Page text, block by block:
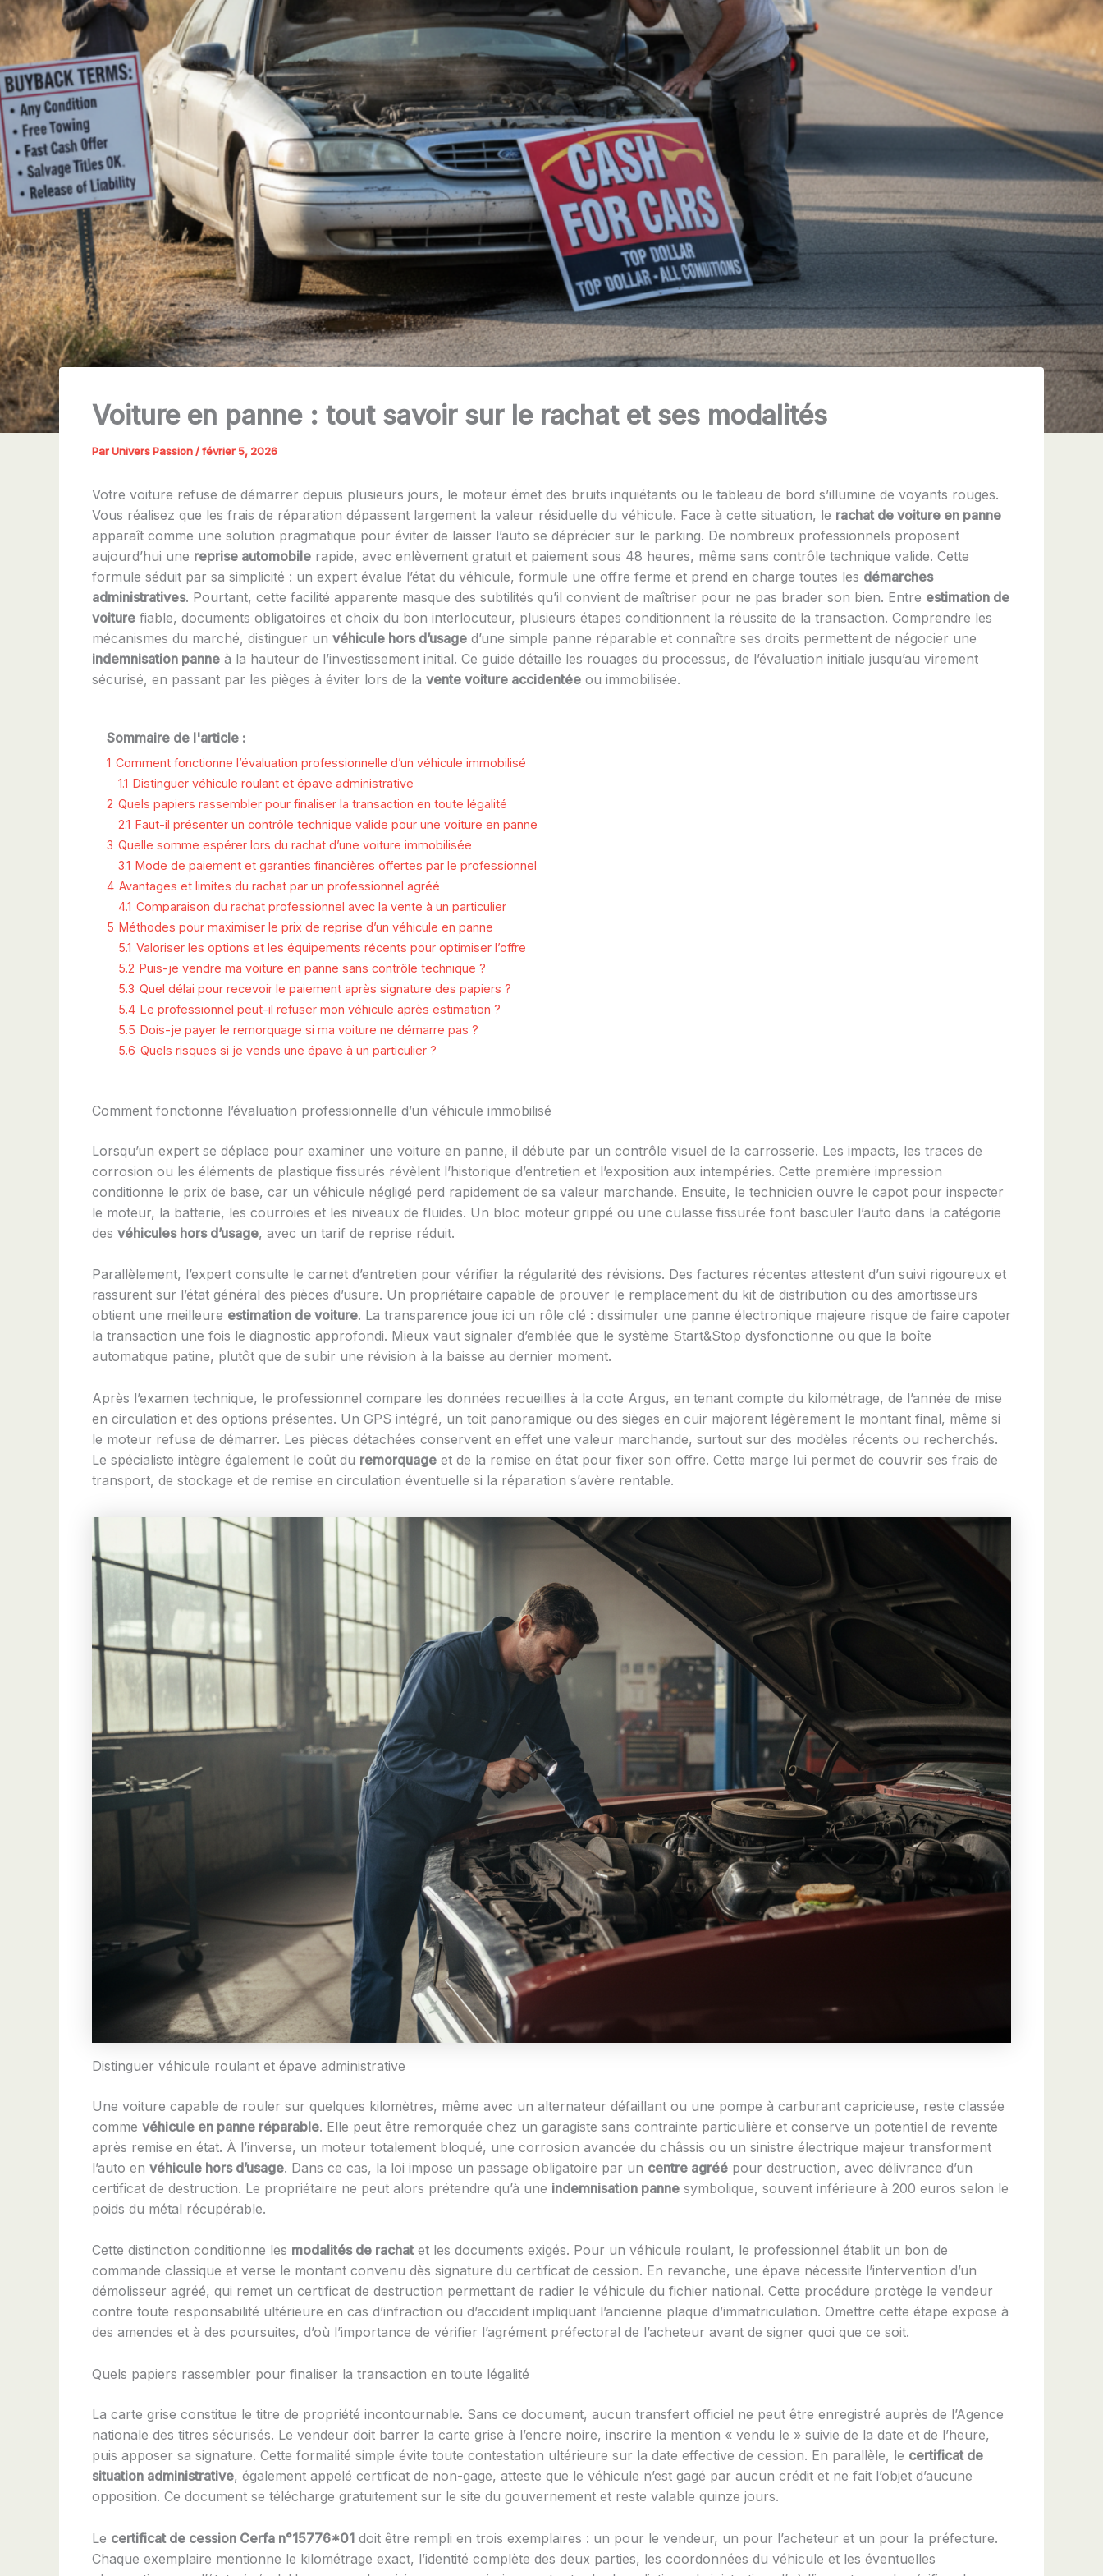
Voiture en panne : tout savoir sur le rachat et ses modalités
ParUnivers Passion/février 5, 2026
Votre voiture refuse de démarrer depuis plusieurs jours, le moteur émet des bruits inquiétants ou le tableau de bord s’illumine de voyants rouges.
Vous réalisez que les frais de réparation dépassent largement la valeur résiduelle du véhicule. Face à cette situation, le rachat de voiture en panne
apparaît comme une solution pragmatique pour éviter de laisser l’auto se déprécier sur le parking. De nombreux professionnels proposent
aujourd’hui une reprise automobile rapide, avec enlèvement gratuit et paiement sous 48 heures, même sans contrôle technique valide. Cette
formule séduit par sa simplicité : un expert évalue l’état du véhicule, formule une offre ferme et prend en charge toutes les démarches
administratives. Pourtant, cette facilité apparente masque des subtilités qu’il convient de maîtriser pour ne pas brader son bien. Entre estimation de
voiture fiable, documents obligatoires et choix du bon interlocuteur, plusieurs étapes conditionnent la réussite de la transaction. Comprendre les
mécanismes du marché, distinguer un véhicule hors d’usage d’une simple panne réparable et connaître ses droits permettent de négocier une
indemnisation panne à la hauteur de l’investissement initial. Ce guide détaille les rouages du processus, de l’évaluation initiale jusqu’au virement
sécurisé, en passant par les pièges à éviter lors de la vente voiture accidentée ou immobilisée.
Sommaire de l'article :
1 Comment fonctionne l’évaluation professionnelle d’un véhicule immobilisé
1.1 Distinguer véhicule roulant et épave administrative
2 Quels papiers rassembler pour finaliser la transaction en toute légalité
2.1 Faut-il présenter un contrôle technique valide pour une voiture en panne
3 Quelle somme espérer lors du rachat d’une voiture immobilisée
3.1 Mode de paiement et garanties financières offertes par le professionnel
4 Avantages et limites du rachat par un professionnel agréé
4.1 Comparaison du rachat professionnel avec la vente à un particulier
5 Méthodes pour maximiser le prix de reprise d’un véhicule en panne
5.1 Valoriser les options et les équipements récents pour optimiser l’offre
5.2 Puis-je vendre ma voiture en panne sans contrôle technique ?
5.3 Quel délai pour recevoir le paiement après signature des papiers ?
5.4 Le professionnel peut-il refuser mon véhicule après estimation ?
5.5 Dois-je payer le remorquage si ma voiture ne démarre pas ?
5.6 Quels risques si je vends une épave à un particulier ?
Comment fonctionne l’évaluation professionnelle d’un véhicule immobilisé
Lorsqu’un expert se déplace pour examiner une voiture en panne, il débute par un contrôle visuel de la carrosserie. Les impacts, les traces de
corrosion ou les éléments de plastique fissurés révèlent l’historique d’entretien et l’exposition aux intempéries. Cette première impression
conditionne le prix de base, car un véhicule négligé perd rapidement de sa valeur marchande. Ensuite, le technicien ouvre le capot pour inspecter
le moteur, la batterie, les courroies et les niveaux de fluides. Un bloc moteur grippé ou une culasse fissurée font basculer l’auto dans la catégorie
des véhicules hors d’usage, avec un tarif de reprise réduit.
Parallèlement, l’expert consulte le carnet d’entretien pour vérifier la régularité des révisions. Des factures récentes attestent d’un suivi rigoureux et
rassurent sur l’état général des pièces d’usure. Un propriétaire capable de prouver le remplacement du kit de distribution ou des amortisseurs
obtient une meilleure estimation de voiture. La transparence joue ici un rôle clé : dissimuler une panne électronique majeure risque de faire capoter
la transaction une fois le diagnostic approfondi. Mieux vaut signaler d’emblée que le système Start&Stop dysfonctionne ou que la boîte
automatique patine, plutôt que de subir une révision à la baisse au dernier moment.
Après l’examen technique, le professionnel compare les données recueillies à la cote Argus, en tenant compte du kilométrage, de l’année de mise
en circulation et des options présentes. Un GPS intégré, un toit panoramique ou des sièges en cuir majorent légèrement le montant final, même si
le moteur refuse de démarrer. Les pièces détachées conservent en effet une valeur marchande, surtout sur des modèles récents ou recherchés.
Le spécialiste intègre également le coût du remorquage et de la remise en état pour fixer son offre. Cette marge lui permet de couvrir ses frais de
transport, de stockage et de remise en circulation éventuelle si la réparation s’avère rentable.
Distinguer véhicule roulant et épave administrative
Une voiture capable de rouler sur quelques kilomètres, même avec un alternateur défaillant ou une pompe à carburant capricieuse, reste classée
comme véhicule en panne réparable. Elle peut être remorquée chez un garagiste sans contrainte particulière et conserve un potentiel de revente
après remise en état. À l’inverse, un moteur totalement bloqué, une corrosion avancée du châssis ou un sinistre électrique majeur transforment
l’auto en véhicule hors d’usage. Dans ce cas, la loi impose un passage obligatoire par un centre agréé pour destruction, avec délivrance d’un
certificat de destruction. Le propriétaire ne peut alors prétendre qu’à une indemnisation panne symbolique, souvent inférieure à 200 euros selon le
poids du métal récupérable.
Cette distinction conditionne les modalités de rachatet les documents exigés. Pour un véhicule roulant, le professionnel établit un bon de
commande classique et verse le montant convenu dès signature du certificat de cession. En revanche, une épave nécessite l’intervention d’un
démolisseur agréé, qui remet un certificat de destruction permettant de radier le véhicule du fichier national. Cette procédure protège le vendeur
contre toute responsabilité ultérieure en cas d’infraction ou d’accident impliquant l’ancienne plaque d’immatriculation. Omettre cette étape expose à
des amendes et à des poursuites, d’où l’importance de vérifier l’agrément préfectoral de l’acheteur avant de signer quoi que ce soit.
Quels papiers rassembler pour finaliser la transaction en toute légalité
La carte grise constitue le titre de propriété incontournable. Sans ce document, aucun transfert officiel ne peut être enregistré auprès de l’Agence
nationale des titres sécurisés. Le vendeur doit barrer la carte grise à l’encre noire, inscrire la mention « vendu le » suivie de la date et de l’heure,
puis apposer sa signature. Cette formalité simple évite toute contestation ultérieure sur la date effective de cession. En parallèle, le certificat de
situation administrative, également appelé certificat de non-gage, atteste que le véhicule n’est gagé par aucun crédit et ne fait l’objet d’aucune
opposition. Ce document se télécharge gratuitement sur le site du gouvernement et reste valable quinze jours.
Le certificat de cession Cerfa n°15776*01 doit être rempli en trois exemplaires : un pour le vendeur, un pour l’acheteur et un pour la préfecture.
Chaque exemplaire mentionne le kilométrage exact, l’identité complète des deux parties, les coordonnées du véhicule et les éventuelles